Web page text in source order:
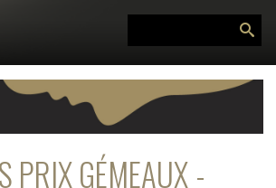
PRIX GÉMEAUX